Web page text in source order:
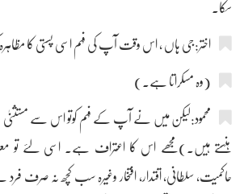
سکا۔
اختر:جی ہاں ، اس وقت آپ کی فہم اسی پستی کا
(وہ مسکراتا ہے۔)
محمود:لیکن میں نے آپ کے فہم کوتو اس سے
ہنستے ہیں۔)مجھے اس کا اعتراف ہے۔ اسی لئے تو
حاکمیت، سلطانی، اقتدار، افتخار وغیرہ سب کچھ نہ صرف